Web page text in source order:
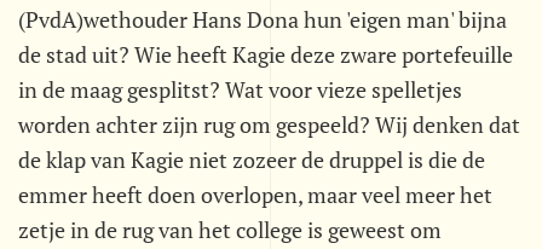
(PvdA)wethouder Hans Dona hun 'eigen man' bijna
de stad uit? Wie heeft Kagie deze zware portefeuille
in de maag gesplitst? Wat voor vieze spelletjes
worden achter zijn rug om gespeeld? Wij denken dat
de klap van Kagie niet zozeer de druppel is die de
emmer heeft doen overlopen, maar veel meer het
zetje in de rug van het college is geweest om